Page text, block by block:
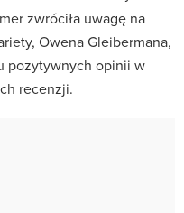
zwróciła uwagę na
Owena Gleibermana,
pozytywnych opinii w
recenzji.